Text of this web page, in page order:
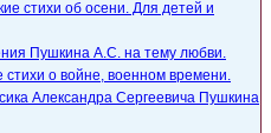
стихи об осени. Для детей и
Пушкина А.С. на тему любви.
стихи о войне, военном времени.
Александра Сергеевича Пушкина